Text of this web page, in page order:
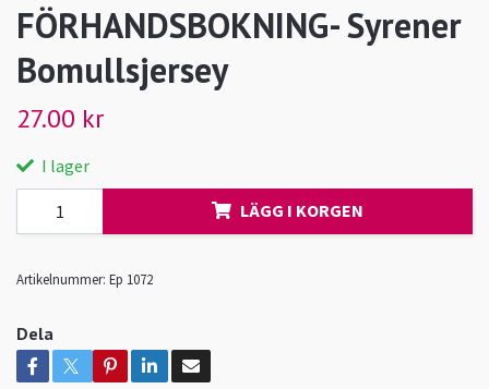
FÖRHANDSBOKNING- Syrener
Bomullsjersey
27.00 kr
I lager
LÄGG I KORGEN
Artikelnummer: Ep 1072
Dela